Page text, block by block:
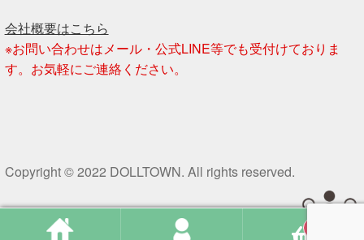
会社概要はこちら
※お問い合わせはメール・公式LINE等でも受付けておりま
す。お気軽にご連絡ください。
Copyright © 2022 DOLLTOWN. All rights reserved.